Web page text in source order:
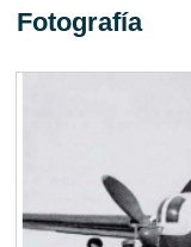
Fotografía